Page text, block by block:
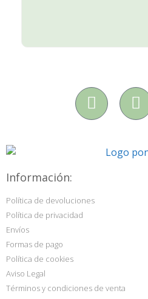
Información:
Política de devoluciones
Política de privacidad
Envíos
Formas de pago
Política de cookies
Aviso Legal
Términos y condiciones de venta